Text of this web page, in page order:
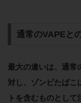
通常のVAPEと
最大の違いは、通常
対し、ゾンビたばこ
トを含むものとし